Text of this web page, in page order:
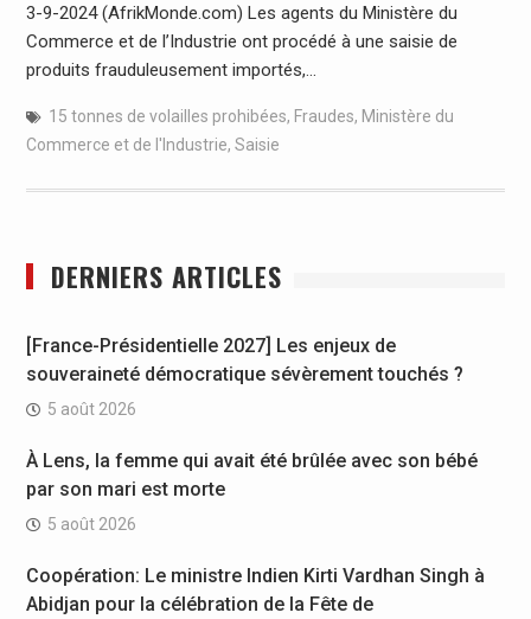
3-9-2024 (AfrikMonde.com) Les agents du Ministère du
Commerce et de l’Industrie ont procédé à une saisie de
produits frauduleusement importés,…
15 tonnes de volailles prohibées, Fraudes, Ministère du
Commerce et de l'Industrie, Saisie
DERNIERS ARTICLES
[France-Présidentielle 2027] Les enjeux de
souveraineté démocratique sévèrement touchés ?
5 août 2026
À Lens, la femme qui avait été brûlée avec son bébé
par son mari est morte
5 août 2026
Coopération: Le ministre Indien Kirti Vardhan Singh à
Abidjan pour la célébration de la Fête de